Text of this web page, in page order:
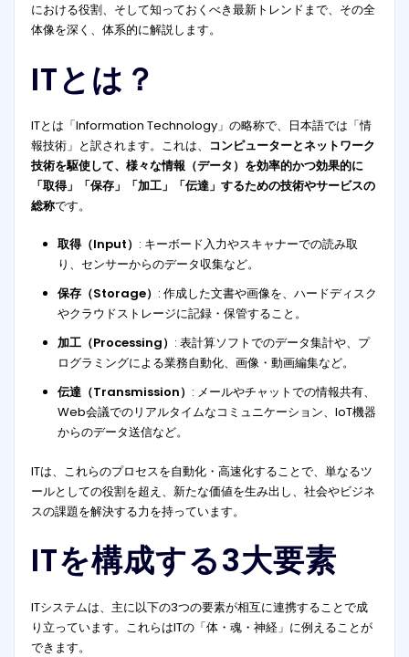
における役割、そして知っておくべき最新トレンドまで、その全
体像を深く、体系的に解説します。
ITとは？
ITとは「Information Technology」の略称で、日本語では「情
報技術」と訳されます。これは、 コンピューターとネットワーク
技術を駆使して、様々な情報（データ）を効率的かつ効果的に
「取得」「保存」「加工」「伝達」するための技術やサービスの
総称です。
取得（Input） : キーボード入力やスキャナーでの読み取
り、センサーからのデータ収集など。
保存（Storage） : 作成した文書や画像を、ハードディスク
やクラウドストレージに記録・保管すること。
加工（Processing） : 表計算ソフトでのデータ集計や、プ
ログラミングによる業務自動化、画像・動画編集など。
伝達（Transmission） : メールやチャットでの情報共有、
Web会議でのリアルタイムなコミュニケーション、IoT機器
からのデータ送信など。
ITは、これらのプロセスを自動化・高速化することで、単なるツ
ールとしての役割を超え、新たな価値を生み出し、社会やビジネ
スの課題を解決する力を持っています。
ITを構成する3大要素
ITシステムは、主に以下の3つの要素が相互に連携することで成
り立っています。これらはITの「体・魂・神経」に例えることが
できます。